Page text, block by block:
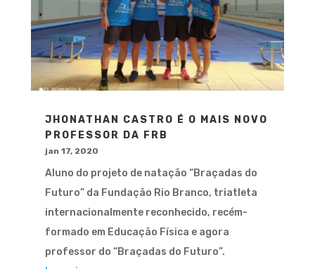
JHONATHAN CASTRO É O MAIS NOVO
PROFESSOR DA FRB
jan 17, 2020
Aluno do projeto de natação “Braçadas do
Futuro” da Fundação Rio Branco, triatleta
internacionalmente reconhecido, recém-
formado em Educação Física e agora
professor do “Braçadas do Futuro”.